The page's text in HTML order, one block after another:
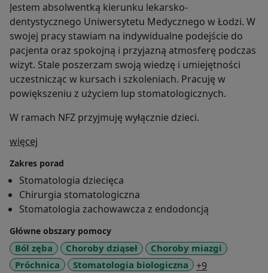
Jestem absolwentką kierunku lekarsko-
dentystycznego Uniwersytetu Medycznego w Łodzi. W
swojej pracy stawiam na indywidualne podejście do
pacjenta oraz spokojną i przyjazną atmosferę podczas
wizyt. Stale poszerzam swoją wiedzę i umiejętności
uczestnicząc w kursach i szkoleniach. Pracuję w
powiększeniu z użyciem lup stomatologicznych.
W ramach NFZ przyjmuję wyłącznie dzieci.
więcej
Zakres porad
Stomatologia dziecięca
Chirurgia stomatologiczna
Stomatologia zachowawcza z endodoncją
Główne obszary pomocy
Ból zęba Choroby dziąseł
Choroby miazgi
Próchnica
Stomatologia biologiczna +9